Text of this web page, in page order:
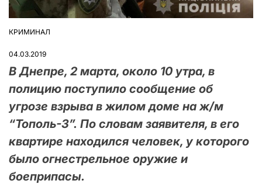
ОПУБЛІКУВАТИ
КРИМИНАЛ
04.03.2019
В Днепре, 2 марта, около 10 утра, в
полицию поступило сообщение об
угрозе взрыва в жилом доме на ж/м
“Тополь-3”. По словам заявителя, в его
квартире находился человек, у которого
было огнестрельное оружие и
боеприпасы.